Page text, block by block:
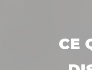
CE